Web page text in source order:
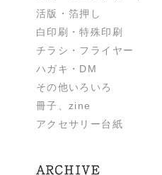
活版・箔押し
白印刷・特殊印刷
チラシ・フライヤー
ハガキ・DM
その他いろいろ
冊子、zine
アクセサリー台紙